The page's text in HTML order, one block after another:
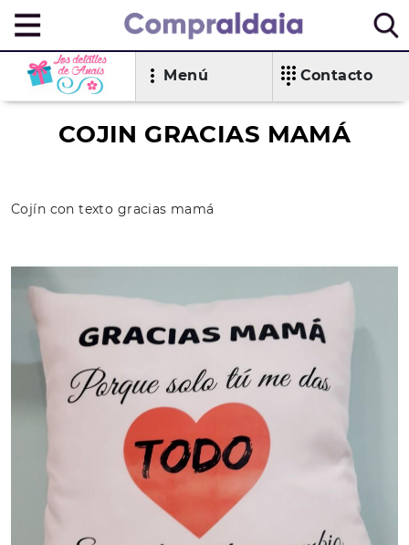
Menú Contacto
COJIN GRACIAS MAMÁ
Cojín con texto gracias mamá